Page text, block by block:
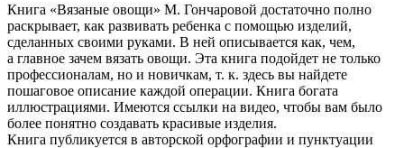
Книга «Вязаные овощи» М. Гончаровой достаточно полно
раскрывает, как развивать ребенка с помощью изделий,
сделанных своими руками. В ней описывается как, чем,
а главное зачем вязать овощи. Эта книга подойдет не только
профессионалам, но и новичкам, т. к. здесь вы найдете
пошаговое описание каждой операции. Книга богата
иллюстрациями. Имеются ссылки на видео, чтобы вам было
более понятно создавать красивые изделия.
Книга публикуется в авторской орфографии и пунктуации